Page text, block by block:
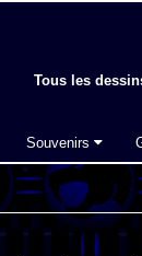
Tous les
Souvenirs